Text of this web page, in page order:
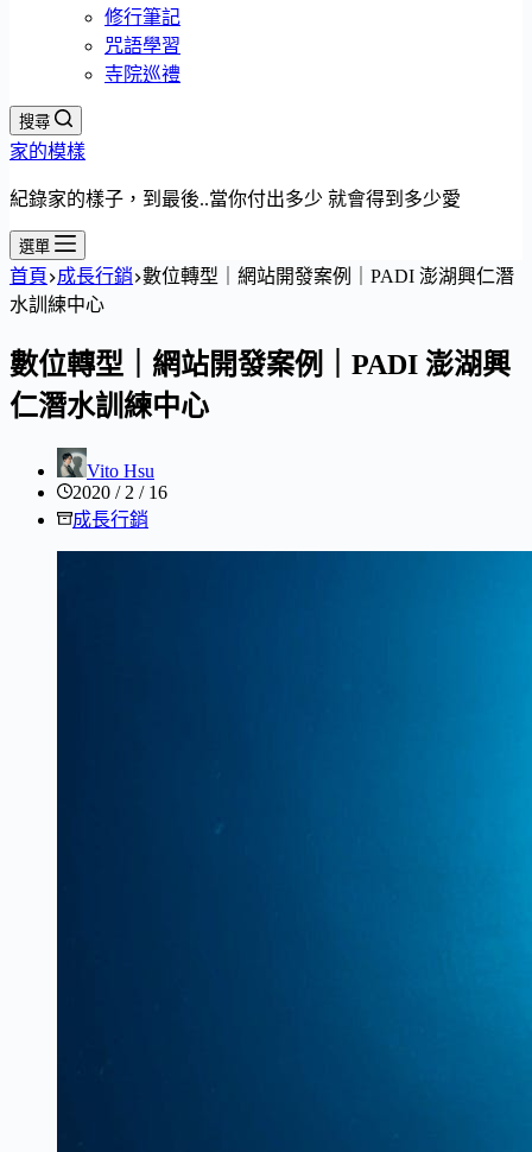
修行筆記
咒語學習
寺院巡禮
搜尋
家的模樣
紀錄家的樣子，到最後..當你付出多少 就會得到多少愛
選單
首頁 成長行銷 數位轉型｜網站開發案例｜PADI 澎湖興仁潛
水訓練中心
數位轉型｜網站開發案例｜PADI 澎湖興
仁潛水訓練中心
Vito Hsu
2020 / 2 / 16
成長行銷